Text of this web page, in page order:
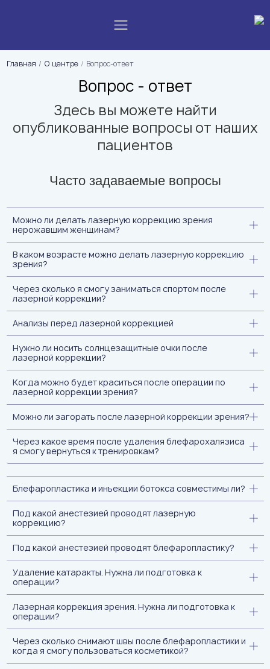
Главная О центре Вопрос-ответ
Вопрос - ответ
Здесь вы можете найти
опубликованные вопросы от наших
пациентов
Часто задаваемые вопросы
Можно ли делать лазерную коррекцию зрения
нерожавшим женщинам?
В каком возрасте можно делать лазерную коррекцию
зрения?
Через сколько я смогу заниматься спортом после
лазерной коррекции?
Анализы перед лазерной коррекцией
Нужно ли носить солнцезащитные очки после
лазерной коррекции?
Когда можно будет краситься после операции по
лазерной коррекции зрения?
Можно ли загорать после лазерной коррекции зрения?
Через какое время после удаления блефарохалязиса
я смогу вернуться к тренировкам?
Блефаропластика и инъекции ботокса совместимы ли?
Под какой анестезией проводят лазерную
коррекцию?
Под какой анестезией проводят блефаропластику?
Удаление катаракты. Нужна ли подготовка к
операции?
Лазерная коррекция зрения. Нужна ли подготовка к
операции?
Через сколько снимают швы после блефаропластики и
когда я смогу пользоваться косметикой?